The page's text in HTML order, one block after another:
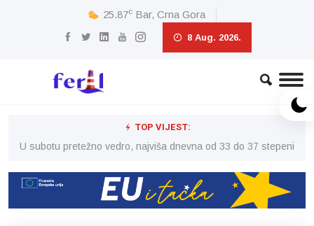
25.87c Bar, Crna Gora
8 Aug. 2026.
TOP VIJEST:
U subotu pretežno vedro, najviša dnevna od 33 do 37 stepeni